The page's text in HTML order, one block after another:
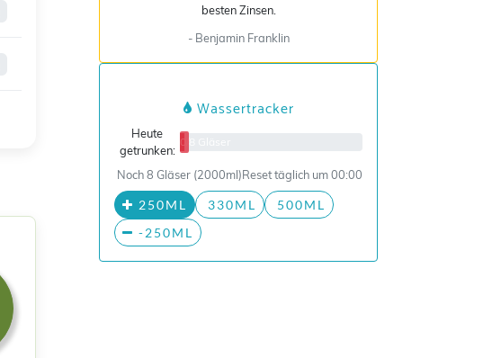
besten Zinsen.
- Benjamin Franklin
Wassertracker
Heute
getrunken:
0/8 Gläser
Noch 8 Gläser (2000ml)Reset täglich um 00:00
250ML 330ML
500ML
-250ML